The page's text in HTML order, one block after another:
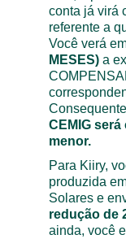
conta já virá
referente a
Você verá
MESES) a
CEMIG
menor.
Para Kiiry,
produzida
Solares e
redução de
ainda, você